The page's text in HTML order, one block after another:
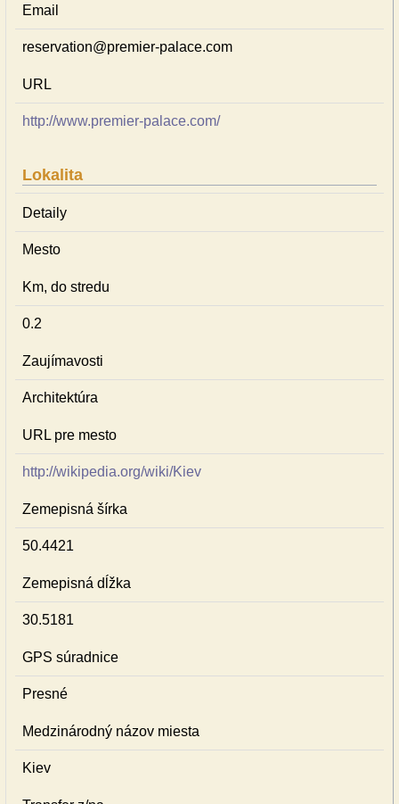
Email
reservation@premier-palace.com
URL
http://www.premier-palace.com/
Lokalita
Detaily
Mesto
Km, do stredu
0.2
Zaujímavosti
Architektúra
URL pre mesto
http://wikipedia.org/wiki/Kiev
Zemepisná šírka
50.4421
Zemepisná dĺžka
30.5181
GPS súradnice
Presné
Medzinárodný názov miesta
Kiev